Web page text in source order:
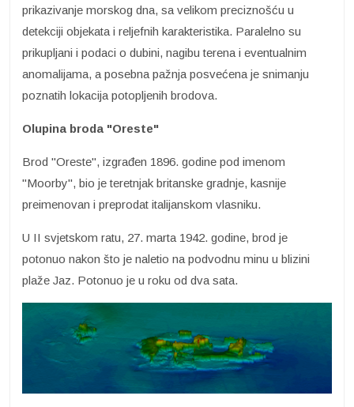
prikazivanje morskog dna, sa velikom preciznošću u
detekciji objekata i reljefnih karakteristika. Paralelno su
prikupljani i podaci o dubini, nagibu terena i eventualnim
anomalijama, a posebna pažnja posvećena je snimanju
poznatih lokacija potopljenih brodova.
Olupina broda "Oreste"
Brod "Oreste", izgrađen 1896. godine pod imenom
"Moorby", bio je teretnjak britanske gradnje, kasnije
preimenovan i preprodat italijanskom vlasniku.
U II svjetskom ratu, 27. marta 1942. godine, brod je
potonuo nakon što je naletio na podvodnu minu u blizini
plaže Jaz. Potonuo je u roku od dva sata.